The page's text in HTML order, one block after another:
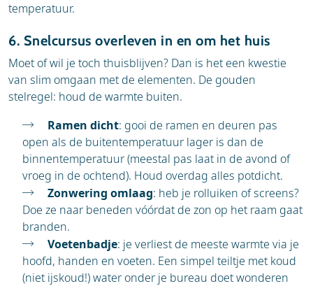
temperatuur.
6. Snelcursus overleven in en om het huis
Moet of wil je toch thuisblijven? Dan is het een kwestie
van slim omgaan met de elementen. De gouden
stelregel: houd de warmte buiten.
Ramen dicht: gooi de ramen en deuren pas
open als de buitentemperatuur lager is dan de
binnentemperatuur (meestal pas laat in de avond of
vroeg in de ochtend). Houd overdag alles potdicht.
Zonwering omlaag: heb je rolluiken of screens?
Doe ze naar beneden vóórdat de zon op het raam gaat
branden.
Voetenbadje: je verliest de meeste warmte via je
hoofd, handen en voeten. Een simpel teiltje met koud
(niet ijskoud!) water onder je bureau doet wonderen